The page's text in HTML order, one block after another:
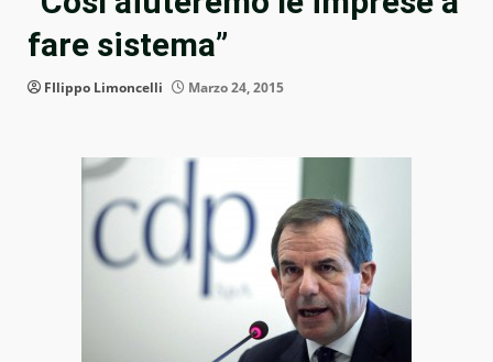
fare sistema”
FIlippo Limoncelli Marzo 24, 2015